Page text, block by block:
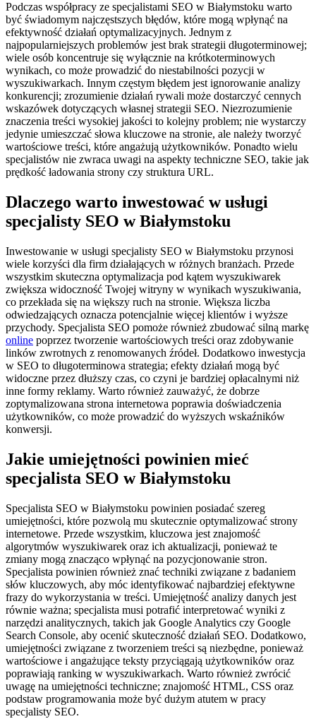
Podczas współpracy ze specjalistami SEO w Białymstoku warto
być świadomym najczęstszych błędów, które mogą wpłynąć na
efektywność działań optymalizacyjnych. Jednym z
najpopularniejszych problemów jest brak strategii długoterminowej;
wiele osób koncentruje się wyłącznie na krótkoterminowych
wynikach, co może prowadzić do niestabilności pozycji w
wyszukiwarkach. Innym częstym błędem jest ignorowanie analizy
konkurencji; zrozumienie działań rywali może dostarczyć cennych
wskazówek dotyczących własnej strategii SEO. Niezrozumienie
znaczenia treści wysokiej jakości to kolejny problem; nie wystarczy
jedynie umieszczać słowa kluczowe na stronie, ale należy tworzyć
wartościowe treści, które angażują użytkowników. Ponadto wielu
specjalistów nie zwraca uwagi na aspekty techniczne SEO, takie jak
prędkość ładowania strony czy struktura URL.
Dlaczego warto inwestować w usługi
specjalisty SEO w Białymstoku
Inwestowanie w usługi specjalisty SEO w Białymstoku przynosi
wiele korzyści dla firm działających w różnych branżach. Przede
wszystkim skuteczna optymalizacja pod kątem wyszukiwarek
zwiększa widoczność Twojej witryny w wynikach wyszukiwania,
co przekłada się na większy ruch na stronie. Większa liczba
odwiedzających oznacza potencjalnie więcej klientów i wyższe
przychody. Specjalista SEO pomoże również zbudować silną markę
online poprzez tworzenie wartościowych treści oraz zdobywanie
linków zwrotnych z renomowanych źródeł. Dodatkowo inwestycja
w SEO to długoterminowa strategia; efekty działań mogą być
widoczne przez dłuższy czas, co czyni je bardziej opłacalnymi niż
inne formy reklamy. Warto również zauważyć, że dobrze
zoptymalizowana strona internetowa poprawia doświadczenia
użytkowników, co może prowadzić do wyższych wskaźników
konwersji.
Jakie umiejętności powinien mieć
specjalista SEO w Białymstoku
Specjalista SEO w Białymstoku powinien posiadać szereg
umiejętności, które pozwolą mu skutecznie optymalizować strony
internetowe. Przede wszystkim, kluczowa jest znajomość
algorytmów wyszukiwarek oraz ich aktualizacji, ponieważ te
zmiany mogą znacząco wpłynąć na pozycjonowanie stron.
Specjalista powinien również znać techniki związane z badaniem
słów kluczowych, aby móc identyfikować najbardziej efektywne
frazy do wykorzystania w treści. Umiejętność analizy danych jest
równie ważna; specjalista musi potrafić interpretować wyniki z
narzędzi analitycznych, takich jak Google Analytics czy Google
Search Console, aby ocenić skuteczność działań SEO. Dodatkowo,
umiejętności związane z tworzeniem treści są niezbędne, ponieważ
wartościowe i angażujące teksty przyciągają użytkowników oraz
poprawiają ranking w wyszukiwarkach. Warto również zwrócić
uwagę na umiejętności techniczne; znajomość HTML, CSS oraz
podstaw programowania może być dużym atutem w pracy
specjalisty SEO.